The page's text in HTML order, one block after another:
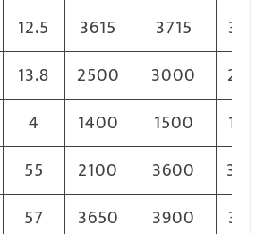
12.5 3615 3715
13.8 2500 3000
4 1400 1500
55 2100 3600
57 3650 3900